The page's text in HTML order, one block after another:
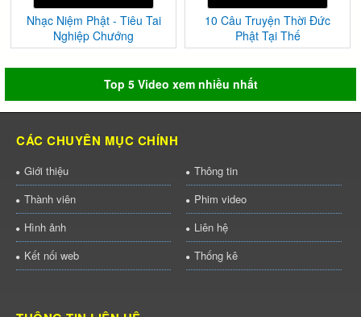
Nhạc Niệm Phật - Tiêu Tai
Nghiệp Chướng
10 Câu Truyện Thời Đức
Phật Tại Thế
Top 5 Video xem nhiều nhất
CÁC CHUYÊN MỤC CHÍNH
Giới thiệu
Thông tin
Thành viên
Phim video
Hình ảnh
Liên hệ
Kết nối web
Thống kê